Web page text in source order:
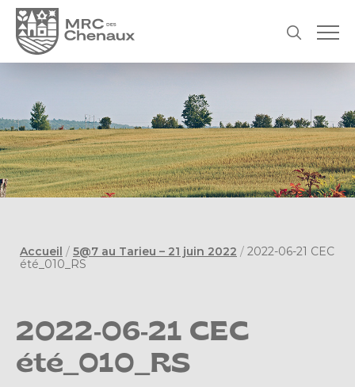
Accueil / 5@7 au Tarieu – 21 juin 2022 / 2022-06-21 CEC
été_010_RS
2022-06-21 CEC
été_010_RS